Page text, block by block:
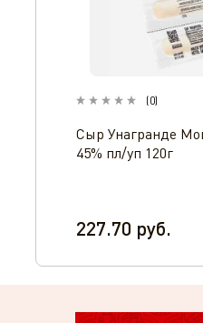
(0)
Сыр Унагранде
45% пл/уп 120г
227.70 руб.